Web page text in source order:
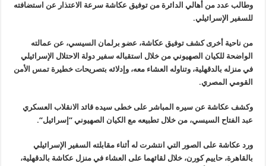
وطالب عدد من أهالي الدائرة من توفيق عكاشة سرعة الاعتذار عن استضافته
للسفير الإسرائيلي.
من ناحية أخرىكشف توفيق عكاشة، عضو برلمان السيسي، عن عمالته
الواضحة للكيان الصهيوني من خلال استقباله سفير دولة الاحتلال الإسرائيلي
في منزله بالدقهلية، وتناوله العشاء معه، وإدلائه بتصريحات خطيرة تمس الأمن
القومي المصري.
وكشف عكاشة عن سيره المباشر على خطى سيده قائد الانقلاب العسكري
عبد الفتاح السيسي، من خلال تطبيعه مع الكيان الصهيوني “إسرائيل“.
ورد عكاشة على الصور التي انتشرت له أثناء مقابلته السفير الإسرائيلي
بالقاهرة، حاييم كورن، خلال لقائهما على العشاء في منزل عكاشة بالدقهلية،